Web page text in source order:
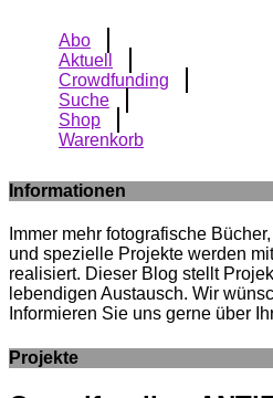
Abo
Aktuell
Crowdfunding
Suche
Shop
Warenkorb
Informationen
Immer mehr fotografische
und spezielle Projekte werden
realisiert. Dieser Blog stellt
lebendigen Austausch. Wir
Informieren Sie uns gerne über
Projekte